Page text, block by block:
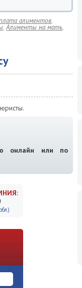
алиментов,
,Алименты на мать,
онлайн или по